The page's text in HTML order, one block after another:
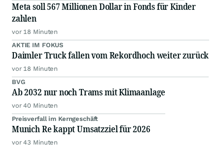
Meta soll 567 Millionen Dollar in Fonds für Kinder
zahlen
vor 18 Minuten
AKTIE IM FOKUS
Daimler Truck fallen vom Rekordhoch weiter zurück
vor 18 Minuten
BVG
Ab 2032 nur noch Trams mit Klimaanlage
vor 40 Minuten
Preisverfall im Kerngeschäft
Munich Re kappt Umsatzziel für 2026
vor 43 Minuten